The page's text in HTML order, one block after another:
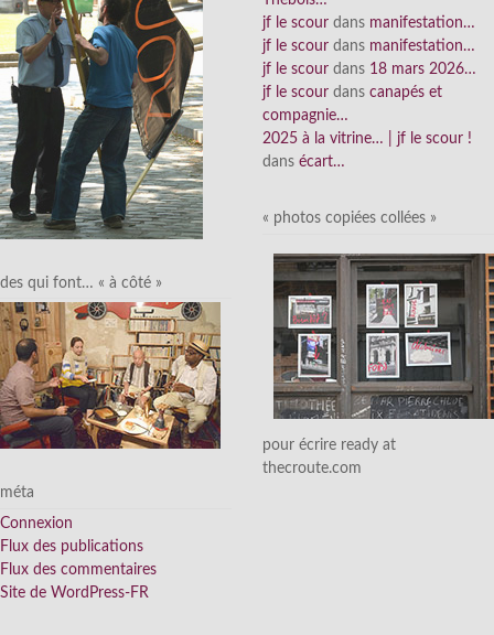
des qui font… « à côté »
méta
Connexion
Flux des publications
Flux des commentaires
Site de WordPress-FR
jf le scour dans manifestation…
jf le scour dans manifestation…
jf le scour dans 18 mars 2026…
jf le scour dans canapés et
compagnie…
2025 à la vitrine… | jf le scour !
dans écart…
« photos copiées collées »
pour écrire ready at
thecroute.com